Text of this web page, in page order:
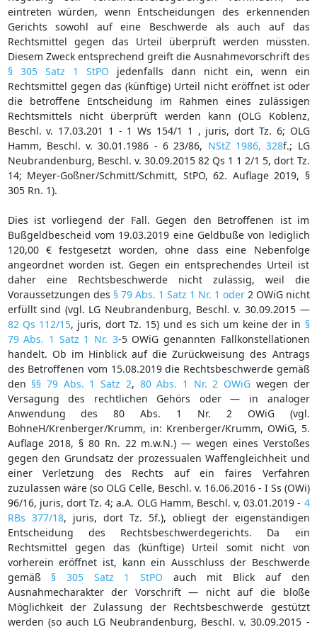
eintreten würden, wenn Entscheidungen des erkennenden
Gerichts sowohl auf eine Beschwerde als auch auf das
Rechtsmittel gegen das Urteil überprüft werden müssten.
Diesem Zweck entsprechend greift die Ausnahmevorschrift des
§ 305 Satz 1 StPO jedenfalls dann nicht ein, wenn ein
Rechtsmittel gegen das (künftige) Urteil nicht eröffnet ist oder
die betroffene Entscheidung im Rahmen eines zulässigen
Rechtsmittels nicht überprüft werden kann (OLG Koblenz,
Beschl. v. 17.03.201 1 - 1 Ws 154/1 1 , juris, dort Tz. 6; OLG
Hamm, Beschl. v. 30.01.1986 - 6 23/86, NStZ 1986, 328f.; LG
Neubrandenburg, Beschl. v. 30.09.2015 82 Qs 1 1 2/1 5, dort Tz.
14; Meyer-Goßner/Schmitt/Schmitt, StPO, 62. Auflage 2019, §
305 Rn. 1).
Dies ist vorliegend der Fall. Gegen den Betroffenen ist im
Bußgeldbescheid vom 19.03.2019 eine Geldbuße von lediglich
120,00 € festgesetzt worden, ohne dass eine Nebenfolge
angeordnet worden ist. Gegen ein entsprechendes Urteil ist
daher eine Rechtsbeschwerde nicht zulässig, weil die
Voraussetzungen des § 79 Abs. 1 Satz 1 Nr. 1 oder2 OWiG nicht
erfüllt sind (vgl. LG Neubrandenburg, Beschl. v. 30.09.2015 —
82 Qs 112/15, juris, dort Tz. 15) und es sich um keine der in §
79 Abs. 1 Satz 1 Nr. 3-5 OWiG genannten Fallkonstellationen
handelt. Ob im Hinblick auf die Zurückweisung des Antrags
des Betroffenen vom 15.08.2019 die Rechtsbeschwerde gemäß
den §§ 79 Abs. 1 Satz 2, 80 Abs. 1 Nr. 2 OWiG wegen der
Versagung des rechtlichen Gehörs oder — in analoger
Anwendung des 80 Abs. 1 Nr. 2 OWiG (vgl.
BohneH/Krenberger/Krumm, in: Krenberger/Krumm, OWiG, 5.
Auflage 2018, § 80 Rn. 22 m.w.N.) — wegen eines Verstoßes
gegen den Grundsatz der prozessualen Waffengleichheit und
einer Verletzung des Rechts auf ein faires Verfahren
zuzulassen wäre (so OLG Celle, Beschl. v. 16.06.2016 - I Ss (OWi)
96/16, juris, dort Tz. 4; a.A. OLG Hamm, Beschl. v, 03.01.2019 - 4
RBs 377/18, juris, dort Tz. 5f.), obliegt der eigenständigen
Entscheidung des Rechtsbeschwerdegerichts. Da ein
Rechtsmittel gegen das (künftige) Urteil somit nicht von
vorherein eröffnet ist, kann ein Ausschluss der Beschwerde
gemäß § 305 Satz 1 StPO auch mit Blick auf den
Ausnahmecharakter der Vorschrift — nicht auf die bloße
Möglichkeit der Zulassung der Rechtsbeschwerde gestützt
werden (so auch LG Neubrandenburg, Beschl. v. 30.09.2015 -